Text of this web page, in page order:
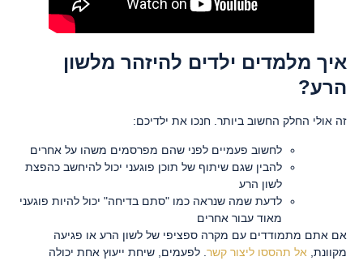
איך מלמדים ילדים להיזהר מלשון
הרע?
זה אולי החלק החשוב ביותר. חנכו את ילדיכם:
לחשוב פעמיים לפני שהם מפרסמים משהו על אחרים
להבין שגם שיתוף של תוכן פוגעני יכול להיחשב כהפצת
לשון הרע
לדעת שמה שנראה כמו "סתם בדיחה" יכול להיות פוגעני
מאוד עבור אחרים
אם אתם מתמודדים עם מקרה ספציפי של לשון הרע או פגיעה
מקוונת, אל תהססו ליצור קשר . לפעמים, שיחת ייעוץ אחת יכולה